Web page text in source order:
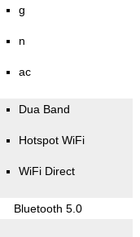
g
n
ac
Dua Band
Hotspot WiFi
WiFi Direct
Bluetooth 5.0